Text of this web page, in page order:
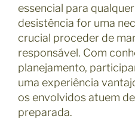
essencial para
desistência for uma
crucial proceder de
responsável. Com
planejamento,
uma experiência
os envolvidos atuem
preparada.